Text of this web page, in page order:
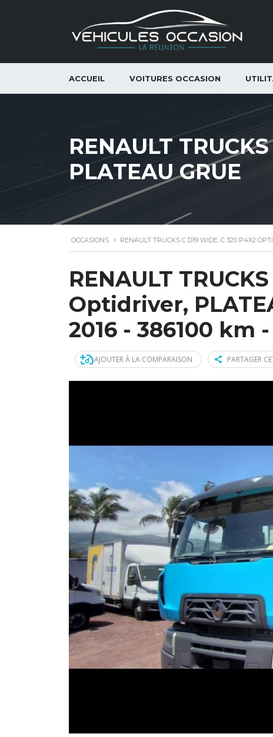
ACCUEIL VOITURES OCCASION
RENAULT
PLATEAU GRUE
OCCASIONS > RENAULT TRUCKS C D19 WIDE, C 320 P4X2
RENAULT
Optidriver,
2016 - 386100 km
AJOUTER À LA COMPARAISON PARTAGER